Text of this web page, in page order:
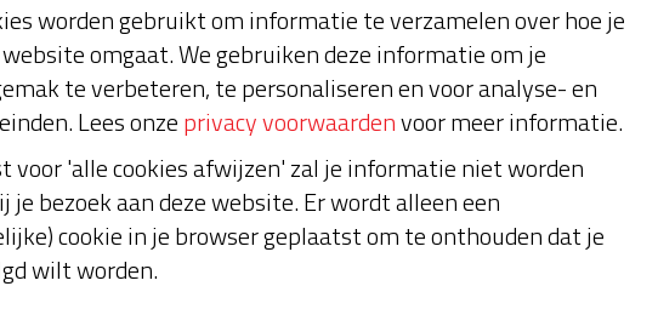
Nieuws
worden gebruikt om informatie te verzamelen over hoe je
omgaat. We gebruiken deze informatie om je
te verbeteren, te personaliseren en voor analyse- en
Lees onzeprivacy voorwaardenvoor meer informatie.
voor 'alle cookies afwijzen' zal je informatie niet worden
je bezoek aan deze website. Er wordt alleen een
cookie in je browser geplaatst om te onthouden dat je
wilt worden.